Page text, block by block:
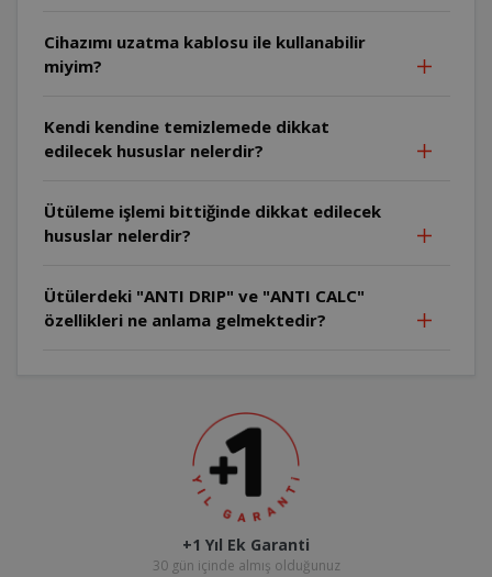
Cihazımı uzatma kablosu ile kullanabilir
miyim?
Kendi kendine temizlemede dikkat
edilecek hususlar nelerdir?
Ütüleme işlemi bittiğinde dikkat edilecek
hususlar nelerdir?
Ütülerdeki "ANTI DRIP" ve "ANTI CALC"
özellikleri ne anlama gelmektedir?
+1 Yıl Ek Garanti
30 gün içinde almış olduğunuz